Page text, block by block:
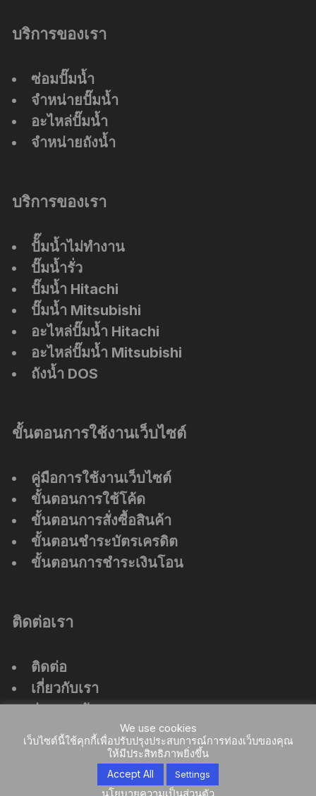
บริการของเรา
ซ่อมปั๊มน้ำ
จำหน่ายปั๊มน้ำ
อะไหล่ปั๊มน้ำ
จำหน่ายถังน้ำ
บริการของเรา
ปัั๊มน้ำไม่ทำงาน
ปั๊มน้ำรั่ว
ปั๊มน้ำ Hitachi
ปั๊มน้ำ Mitsubishi
อะไหล่ปั๊มน้ำ Hitachi
อะไหล่ปั๊มน้ำ Mitsubishi
ถังน้ำ DOS
ขั้นตอนการใช้งานเว็บไซต์
คู่มือการใช้งานเว็บไซต์
ขั้นตอนการใช้โค้ด
ขั้นตอนการสั่งซื้อสินค้า
ขั้นตอนชำระบัตรเครดิต
ขั้นตอนการชำระเงินโอน
ติดต่อเรา
ติดต่อ
เกี่ยวกับเรา
ร่วมงานกับเรา
ที่ตั้งสำนักงานใหญ่We use cookies
เว็บไซต์นี้ใช้คุกกี้เพื่อปรับปรุงประสบการณ์การท่องเว็บของคุณ
ให้มีประสิทธิภาพยิ่งขึ้น
Accept All Settings